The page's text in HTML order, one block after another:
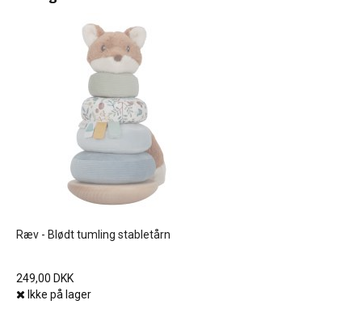
Ræv - Blødt tumling stabletårn
249,00 DKK
Ikke på lager